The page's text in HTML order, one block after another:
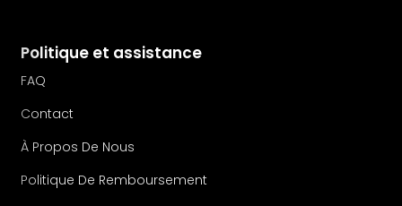
Politique et assistance
FAQ
Contact
À Propos De Nous
Politique De Remboursement